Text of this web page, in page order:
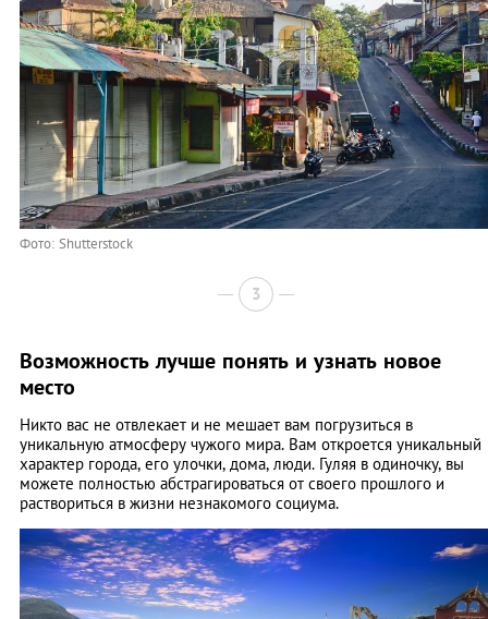
Фото: Shutterstock
3
Возможность лучше понять и узнать новое
место
Никто вас не отвлекает и не мешает вам погрузиться в
уникальную атмосферу чужого мира. Вам откроется уникальный
характер города, его улочки, дома, люди. Гуляя в одиночку, вы
можете полностью абстрагироваться от своего прошлого и
раствориться в жизни незнакомого социума.